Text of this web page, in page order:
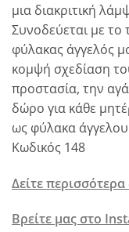
μια διακριτική
Συνοδεύεται με
φύλακας άγγελός
κομψή σχεδίαση
προστασία, την
δώρο για κάθε
ως φύλακα
Κωδικός 148
Δείτε
Βρείτε μας στο